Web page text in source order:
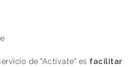
de "Actívate" es facilitar